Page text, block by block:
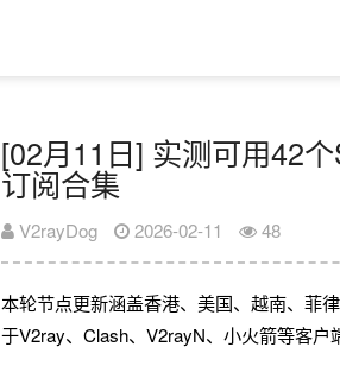
[02月11日] 实测可用42
订阅合集
V2rayDog 2026-02-11 48
本轮节点更新涵盖香港、美国、越南、菲
于V2ray、Clash、V2rayN、小火箭等客户